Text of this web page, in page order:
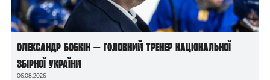
Олександр Бобкін — головний тренер національної
збірної України
06.08.2026